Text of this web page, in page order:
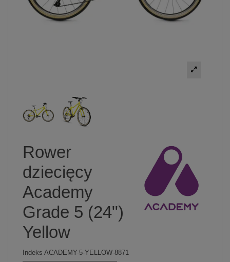
Rower
dziecięcy
Academy
Grade 5 (24")
Yellow
Indeks ACADEMY-5-YELLOW-8871